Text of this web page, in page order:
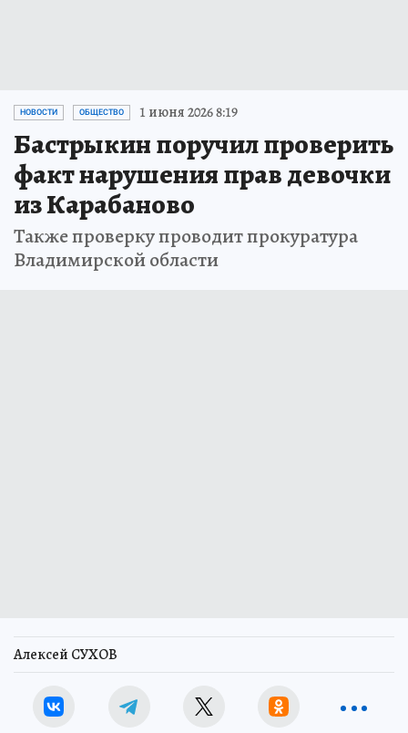
НОВОСТИ ОБЩЕСТВО 1 июня 2026 8:19
Бастрыкин поручил проверить
факт нарушения прав девочки
из Карабаново
Также проверку проводит прокуратура
Владимирской области
Алексей СУХОВ